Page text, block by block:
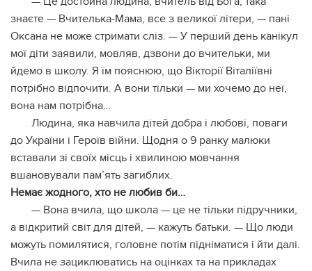
знаєте — Вчителька-Мама, все з великої літери, — пані
Оксана не може стримати сліз. — У перший день канікул
мої діти заявили, мовляв, дзвони до вчительки, ми
йдемо в школу. Я їм пояснюю, що Вікторії Віталіївні
потрібно відпочити. А вони тільки — ми хочемо до неї,
вона нам потрібна…
Людина, яка навчила дітей добра і любові, поваги
до України і Героїв війни. Щодня о 9 ранку малюки
вставали зі своїх місць і хвилиною мовчання
вшановували пам’ять загиблих.
Немає жодного, хто не любив би…
— Вона вчила, що школа — це не тільки підручники,
а відкритий світ для дітей, — кажуть батьки. — Що люди
можуть помилятися, головне потім підніматися і йти далі.
Вчила не зациклюватись на оцінках та на прикладах